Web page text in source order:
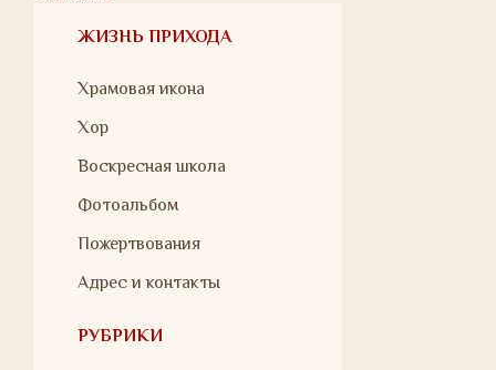
ЖИЗНЬ ПРИХОДА
Храмовая икона
Хор
Воскресная школа
Фотоальбом
Пожертвования
Адрес и контакты
РУБРИКИ